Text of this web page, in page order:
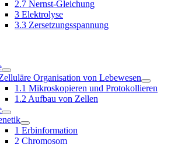
2.7 Nernst-Gleichung
3 Elektrolyse
3.3 Zersetzungsspannung
Organisation von Lebewesen
1.1 Mikroskopieren und Protokollieren
1.2 Aufbau von Zellen
1 Erbinformation
2 Chromosom